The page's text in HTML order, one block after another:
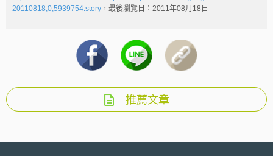
20110818,0,5939754.story ，最後瀏覽日：2011年08月18日
推薦文章